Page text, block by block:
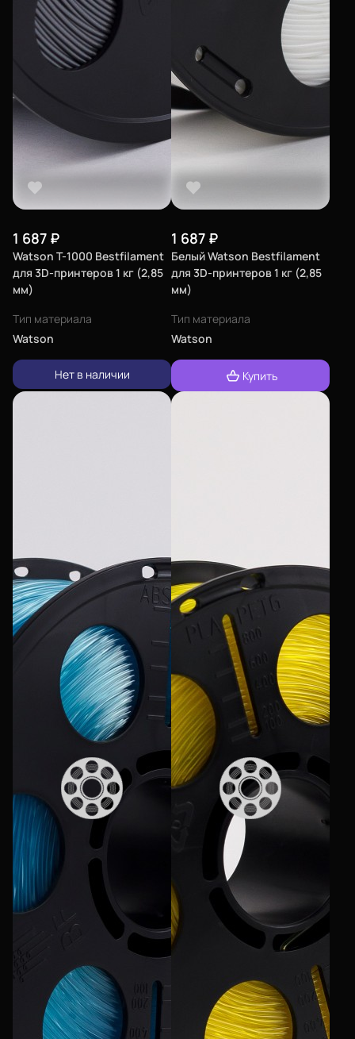
1 687 ₽
Watson T-1000 Bestfilament
для 3D-принтеров 1 кг (2,85
мм)
Тип материала
Watson
Нет в наличии
1 687 ₽
Белый Watson Bestfilament
для 3D-принтеров 1 кг (2,85
мм)
Тип материала
Watson
Купить